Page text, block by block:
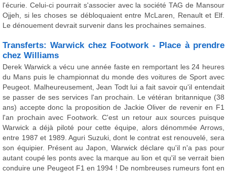
l'écurie. Celui-ci pourrait s'associer avec la société TAG de Mansour
Ojjeh, si les choses se débloquaient entre McLaren, Renault et Elf.
Le dénouement devrait survenir dans les prochaines semaines.
Transferts: Warwick chez Footwork - Place à prendre
chez Williams
Derek Warwick a vécu une année faste en remportant les 24 heures
du Mans puis le championnat du monde des voitures de Sport avec
Peugeot. Malheureusement, Jean Todt lui a fait savoir qu'il entendait
se passer de ses services l'an prochain. Le vétéran britannique (38
ans) accepte donc la proposition de Jackie Oliver de revenir en F1
l'an prochain avec Footwork. C'est un retour aux sources puisque
Warwick a déjà piloté pour cette équipe, alors dénommée Arrows,
entre 1987 et 1989. Aguri Suzuki, dont le contrat est renouvelé, sera
son équipier. Présent au Japon, Warwick déclare qu'il n'a pas pour
autant coupé les ponts avec la marque au lion et qu'il se verrait bien
conduire une Peugeot F1 en 1994 ! De nombreuses rumeurs font en